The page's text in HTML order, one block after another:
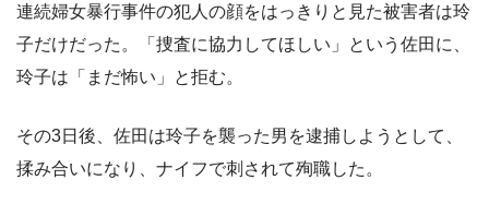
連続婦女暴行事件の犯人の顔をはっきりと見た被害者は玲
子だけだった。「捜査に協力してほしい」という佐田に、
玲子は「まだ怖い」と拒む。
その3日後、佐田は玲子を襲った男を逮捕しようとして、
揉み合いになり、ナイフで刺されて殉職した。